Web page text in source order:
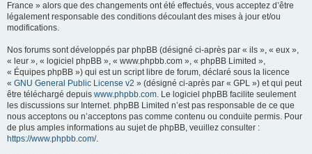
France » alors que des changements ont été effectués, vous acceptez d’être
légalement responsable des conditions découlant des mises à jour et/ou
modifications.
Nos forums sont développés par phpBB (désigné ci-après par « ils », « eux »,
« leur », « logiciel phpBB », « www.phpbb.com », « phpBB Limited »,
« Équipes phpBB ») qui est un script libre de forum, déclaré sous la licence
« GNU General Public License v2 » (désigné ci-après par « GPL ») et qui peut
être téléchargé depuis www.phpbb.com. Le logiciel phpBB facilite seulement
les discussions sur Internet. phpBB Limited n’est pas responsable de ce que
nous acceptons ou n’acceptons pas comme contenu ou conduite permis. Pour
de plus amples informations au sujet de phpBB, veuillez consulter :
https://www.phpbb.com/.